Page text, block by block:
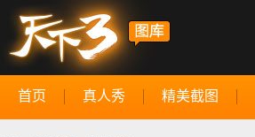
首页 真人秀 精美截图